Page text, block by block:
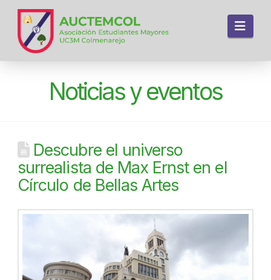
Noticias y eventos
Descubre el universo
surrealista de Max Ernst en el
Círculo de Bellas Artes